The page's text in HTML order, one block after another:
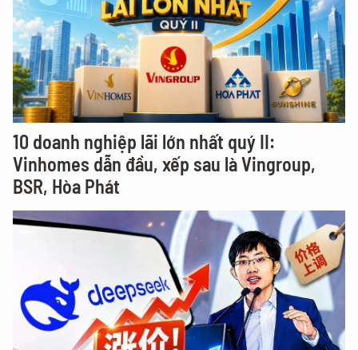
10 doanh nghiệp lãi lớn nhất quý II:
Vinhomes dẫn đầu, xếp sau là Vingroup,
BSR, Hòa Phát